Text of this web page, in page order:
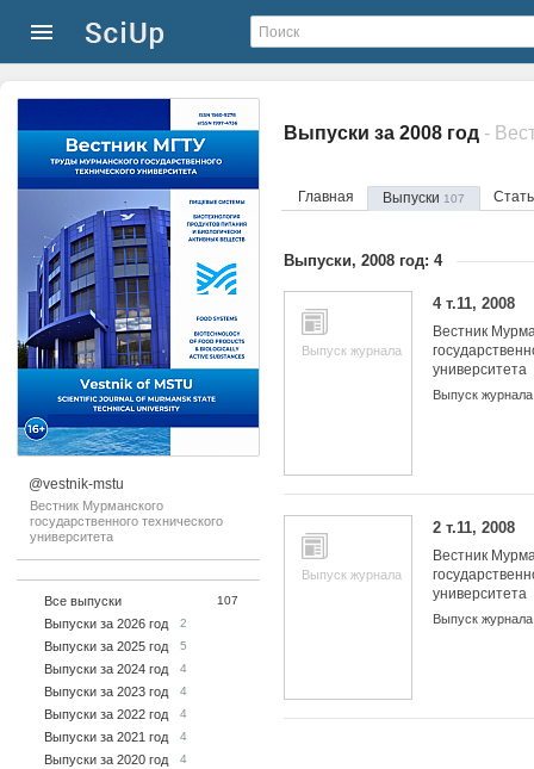
@vestnik-mstu
Вестник Мурманского
государственного технического
университета
Все выпуски 107
Выпуски за 2026 год 2
Выпуски за 2025 год 5
Выпуски за 2024 год 4
Выпуски за 2023 год 4
Выпуски за 2022 год 4
Выпуски за 2021 год 4
Выпуски за 2020 год 4
Выпуски за 2008 год
Главная Выпуски 107
Выпуски, 2008 год: 4
Выпуск журнала
4 т.11, 2008
Вестник
университета
Выпуск журнала
Выпуск журнала
2 т.11, 2008
Вестник
университета
Выпуск журнала